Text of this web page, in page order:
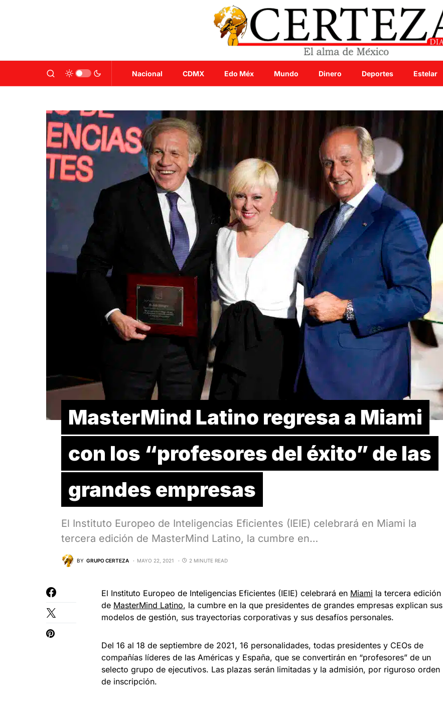
Nacional CDMX Edo Méx Mundo Dinero Deportes Estelar
MasterMind Latino regresa a Miami
con los “profesores del éxito” de las
grandes empresas
El Instituto Europeo de Inteligencias Eficientes (IEIE) celebrará en Miami la
tercera edición de MasterMind Latino, la cumbre en…
BY GRUPO CERTEZA MAYO 22, 2021 2 MINUTE READ
El Instituto Europeo de Inteligencias Eficientes (IEIE) celebrará en Miami la tercera edición
de MasterMind Latino, la cumbre en la que presidentes de grandes empresas explican sus
modelos de gestión, sus trayectorias corporativas y sus desafíos personales.
Del 16 al 18 de septiembre de 2021, 16 personalidades, todas presidentes y CEOs de
compañías líderes de las Américas y España, que se convertirán en “profesores” de un
selecto grupo de ejecutivos. Las plazas serán limitadas y la admisión, por riguroso orden
de inscripción.